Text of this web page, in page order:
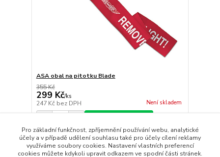
ASA obal na pitotku Blade
355 Kč
299 Kč/ks
247 Kč bez DPH Není skladem
strana
Pro základní funkčnost, zpříjemnění používání webu, analytické
účely a v případě udělení souhlasu také pro účely cílení reklamy
využíváme soubory cookies. Nastavení vlastních preferencí
cookies můžete kdykoli upravit odkazem ve spodní části stránek.